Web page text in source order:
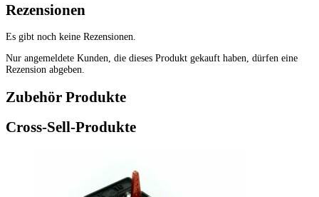
Rezensionen
Es gibt noch keine Rezensionen.
Nur angemeldete Kunden, die dieses Produkt gekauft haben, dürfen eine
Rezension abgeben.
Zubehör Produkte
Cross-Sell-Produkte